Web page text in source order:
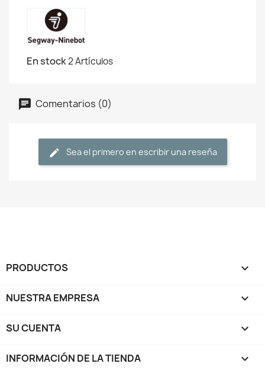
En stock2 Artículos
Comentarios (0)
Sea el primero en escribir una reseña
PRODUCTOS 
NUESTRA EMPRESA 
SU CUENTA 
INFORMACIÓN DE LA TIENDA keyboard_arrow_down